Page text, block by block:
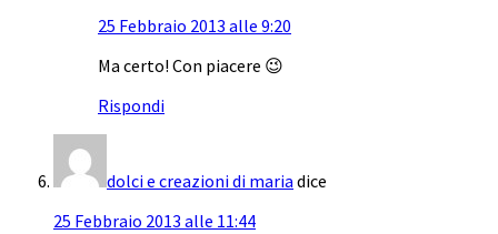
25 Febbraio 2013 alle 9:20
Ma certo! Con piacere 😉
Rispondi
dolci e creazioni di maria dice
25 Febbraio 2013 alle 11:44